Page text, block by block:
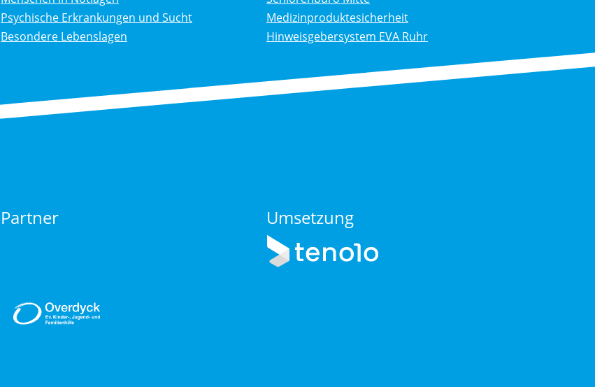
Psychische Erkrankungen und Sucht
Besondere Lebenslagen
Medizinproduktesicherheit
Hinweisgebersystem EVA Ruhr
Partner Umsetzung